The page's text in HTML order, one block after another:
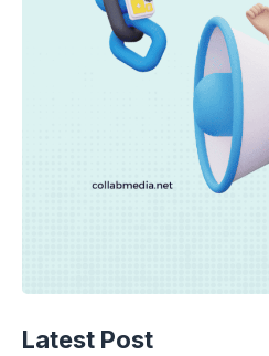
Latest Post